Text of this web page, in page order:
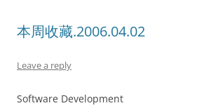
本周收藏.2006.04.02
Leave a reply
Software Development